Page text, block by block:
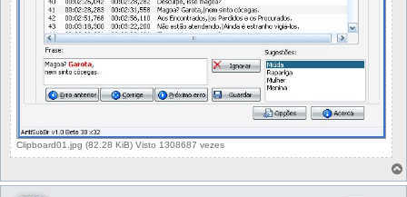
Clipboard01.jpg (82.28 KiB) Visto 1308687 vezes